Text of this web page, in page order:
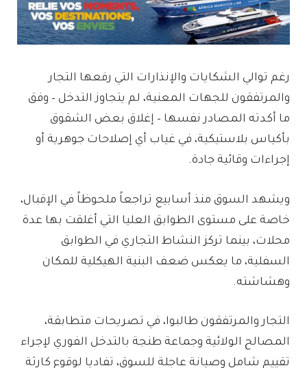
رغم توالي الشكايات والإنذارات التي رفعها التجار
والمرتفقون للجهات المعنية، لم يتجاوز التدخل – وفق
ما أكدته المصادر نفسها – إغلاق بعض الشقوق
بأكياس بلاستيكية، في غياب أي إصلاحات جوهرية أو
إجراءات وقائية جادة.
ويشهد السوق منذ أسابيع تراجعاً ملحوظاً في الإقبال،
خاصة على مستوى الطوابق العليا التي أغلقت بها عدة
محلات، بينما تركز النشاط التجاري في الطوابق
السفلية، ما يعكس ضعف البنية الهيكلية للمكان
وهشاشته.
التجار والمرتفقون طالبوا، في تصريحات متطابقة،
المصالح الولائية وجماعة طنجة بالتدخل الفوري لإجراء
تقييم شامل وصيانة عاجلة للسوق، تفاديا لوقوع كارثة